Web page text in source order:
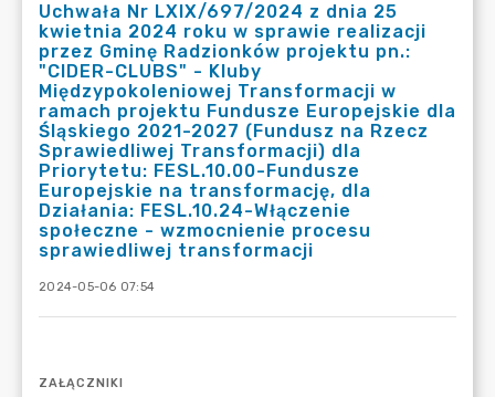
Uchwała Nr LXIX/697/2024 z dnia 25
kwietnia 2024 roku w sprawie realizacji
przez Gminę Radzionków projektu pn.:
"CIDER-CLUBS" - Kluby
Międzypokoleniowej Transformacji w
ramach projektu Fundusze Europejskie dla
Śląskiego 2021-2027 (Fundusz na Rzecz
Sprawiedliwej Transformacji) dla
Priorytetu: FESL.10.00-Fundusze
Europejskie na transformację, dla
Działania: FESL.10.24-Włączenie
społeczne - wzmocnienie procesu
sprawiedliwej transformacji
2024-05-06 07:54
ZAŁĄCZNIKI